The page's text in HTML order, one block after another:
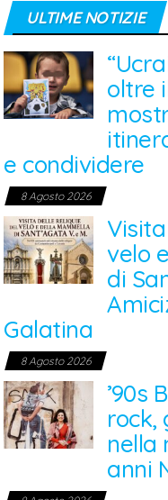
ULTIME NOTIZIE
oltre
e condividere
8 Agosto 2026
velo
di
Galatina
8 Agosto 2026
’90s
rock,
nella
anni